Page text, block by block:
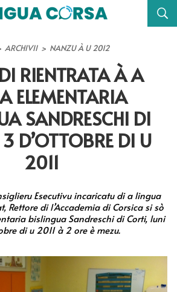
ARCHIVII > NANZU À U 2012
RIENTRATA À A
ELEMENTARIA
SANDRESCHI DI
D’OTTOBRE DI U
2011
Esecutivu incaricatu di a lingua
Rettore di l’Accademia di Corsica si sò
bislingua Sandreschi di Corti, luni
di u 2011 à 2 ore è mezu.